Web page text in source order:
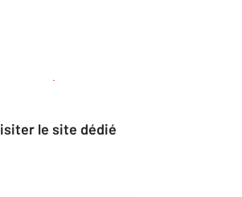
Visiter le site dédié